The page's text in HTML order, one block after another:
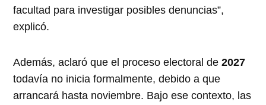
facultad para investigar posibles denuncias”,
explicó.
Además, aclaró que el proceso electoral de2027
todavía no inicia formalmente, debido a que
arrancará hasta noviembre. Bajo ese contexto, las